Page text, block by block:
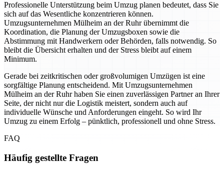
Professionelle Unterstützung beim Umzug planen bedeutet, dass Sie
sich auf das Wesentliche konzentrieren können.
Umzugsunternehmen Mülheim an der Ruhr übernimmt die
Koordination, die Planung der Umzugsboxen sowie die
Abstimmung mit Handwerkern oder Behörden, falls notwendig. So
bleibt die Übersicht erhalten und der Stress bleibt auf einem
Minimum.
Gerade bei zeitkritischen oder großvolumigen Umzügen ist eine
sorgfältige Planung entscheidend. Mit Umzugsunternehmen
Mülheim an der Ruhr haben Sie einen zuverlässigen Partner an Ihrer
Seite, der nicht nur die Logistik meistert, sondern auch auf
individuelle Wünsche und Anforderungen eingeht. So wird Ihr
Umzug zu einem Erfolg – pünktlich, professionell und ohne Stress.
FAQ
Häufig gestellte Fragen